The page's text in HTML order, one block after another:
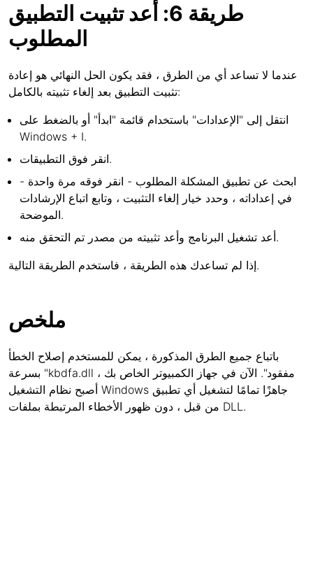
طريقة 6: أعد تثبيت التطبيق
المطلوب
عندما لا تساعد أي من الطرق ، فقد يكون الحل النهائي هو إعادة
تثبيت التطبيق بعد إلغاء تثبيته بالكامل:
انتقل إلى "الإعدادات" باستخدام قائمة "ابدأ" أو بالضغط على
Windows + I.
انقر فوق التطبيقات.
ابحث عن تطبيق المشكلة المطلوب - انقر فوقه مرة واحدة -
في إعداداته ، وحدد خيار إلغاء التثبيت ، وتابع اتباع الإرشادات
الموضحة.
أعد تشغيل البرنامج وأعد تثبيته من مصدر تم التحقق منه.
إذا لم تساعدك هذه الطريقة ، فاستخدم الطريقة التالية.
ملخص
باتباع جميع الطرق المذكورة ، يمكن للمستخدم إصلاح الخطأ
بسرعة "kbdfa.dll مفقود". الآن في جهاز الكمبيوتر الخاص بك ،
أصبح نظام التشغيل Windows جاهزًا تمامًا لتشغيل أي تطبيق
من قبل ، دون ظهور الأخطاء المرتبطة بملفات DLL.